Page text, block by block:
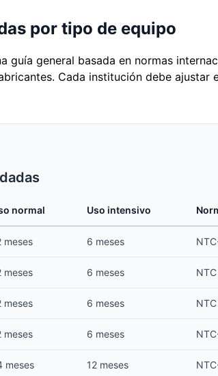
por tipo de equipo
general basada en normas
Cada institución debe ajustar
normal Uso intensivo
meses 6 meses
meses 6 meses
meses 6 meses
meses 6 meses
meses 12 meses